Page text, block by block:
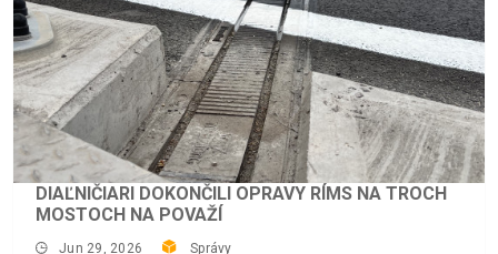
DIAĽNIČIARI DOKONČILI OPRAVY RÍMS NA TROCH
MOSTOCH NA POVAŽÍ
Jun 29, 2026 Správy